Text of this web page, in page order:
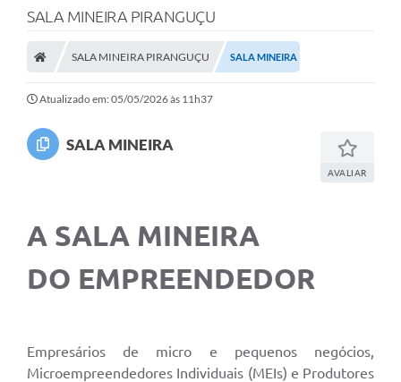
SALA MINEIRA PIRANGUÇU
SALA MINEIRA PIRANGUÇU SALA MINEIRA
Atualizado em: 05/05/2026 às 11h37
SALA MINEIRA
AVALIAR
A SALA MINEIRA
DO EMPREENDEDOR
Empresários de micro e pequenos negócios,
Microempreendedores Individuais (MEIs) e Produtores